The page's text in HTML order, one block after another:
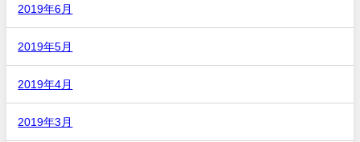
2019年6月
2019年5月
2019年4月
2019年3月